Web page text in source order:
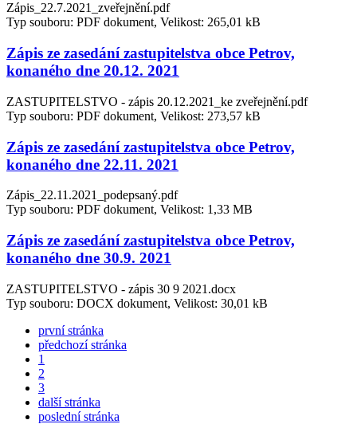
Zápis_22.7.2021_zveřejnění.pdf
Typ souboru: PDF dokument, Velikost: 265,01 kB
Zápis ze zasedání zastupitelstva obce Petrov,
konaného dne 20.12. 2021
ZASTUPITELSTVO - zápis 20.12.2021_ke zveřejnění.pdf
Typ souboru: PDF dokument, Velikost: 273,57 kB
Zápis ze zasedání zastupitelstva obce Petrov,
konaného dne 22.11. 2021
Zápis_22.11.2021_podepsaný.pdf
Typ souboru: PDF dokument, Velikost: 1,33 MB
Zápis ze zasedání zastupitelstva obce Petrov,
konaného dne 30.9. 2021
ZASTUPITELSTVO - zápis 30 9 2021.docx
Typ souboru: DOCX dokument, Velikost: 30,01 kB
první stránka
předchozí stránka
1
2
3
další stránka
poslední stránka